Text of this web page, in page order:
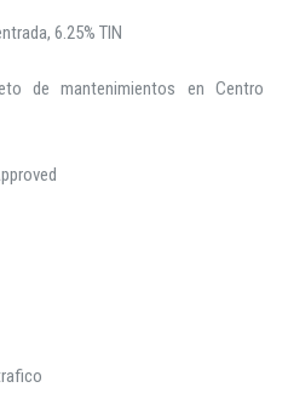
6.25% TIN
de mantenimientos en Centro